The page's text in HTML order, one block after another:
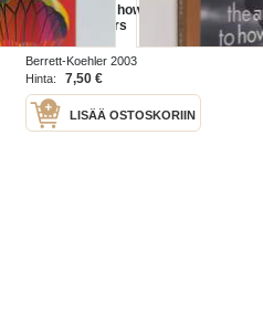
The answer to how is yes : acting
on what matters
Berrett-Koehler 2003
Hinta:
7,50 €
LISÄÄ OSTOSKORIIN